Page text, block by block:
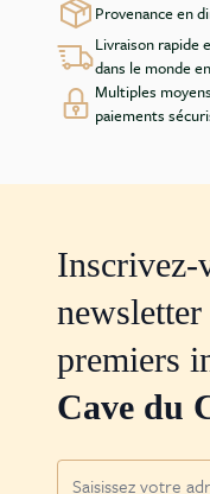
Provenance en
Livraison rapide
dans le monde
Multiples
paiements
Inscrivez-
newsletter
premiers
Cave du